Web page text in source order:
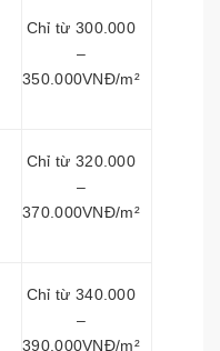
Chỉ từ 300.000
–
350.000VNĐ/m²
Chỉ từ 320.000
–
370.000VNĐ/m²
Chỉ từ 340.000
–
390.000VNĐ/m²